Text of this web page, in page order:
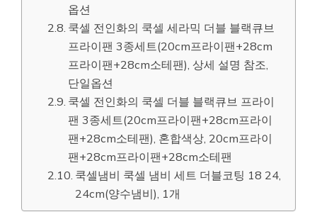
옵션
쿡셀 전인화의 쿡셀 세라믹 더블 블랙큐브
프라이팬 3종세트(20cm프라이팬+28cm
프라이팬+28cm소테팬), 상세 설명 참조,
단일옵션
쿡셀 전인화의 쿡셀 더블 블랙큐브 프라이
팬 3종세트(20cm프라이팬+28cm프라이
팬+28cm소테팬), 혼합색상, 20cm프라이
팬+28cm프라이팬+28cm소테팬
쿡셀냄비 쿡셀 냄비 세트 더블코팅 18 24,
24cm(양수냄비), 1개